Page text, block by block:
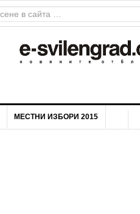
МЕСТНИ ИЗБОРИ 2015